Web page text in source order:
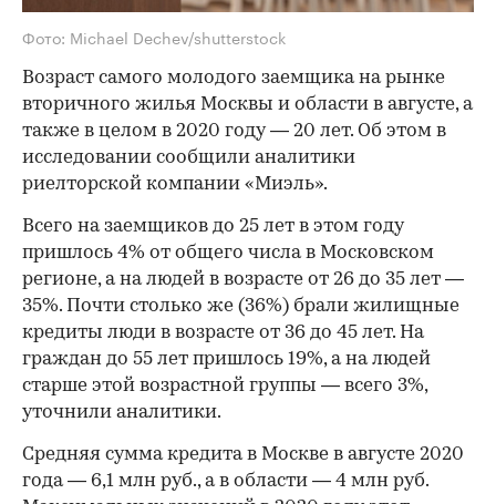
Фото: Michael Dechev/shutterstock
Возраст самого молодого заемщика на рынке
вторичного жилья Москвы и области в августе, а
также в целом в 2020 году — 20 лет. Об этом в
исследовании сообщили аналитики
риелторской компании «Миэль».
Всего на заемщиков до 25 лет в этом году
пришлось 4% от общего числа в Московском
регионе, а на людей в возрасте от 26 до 35 лет —
35%. Почти столько же (36%) брали жилищные
кредиты люди в возрасте от 36 до 45 лет. На
граждан до 55 лет пришлось 19%, а на людей
старше этой возрастной группы — всего 3%,
уточнили аналитики.
Средняя сумма кредита в Москве в августе 2020
года — 6,1 млн руб., а в области — 4 млн руб.